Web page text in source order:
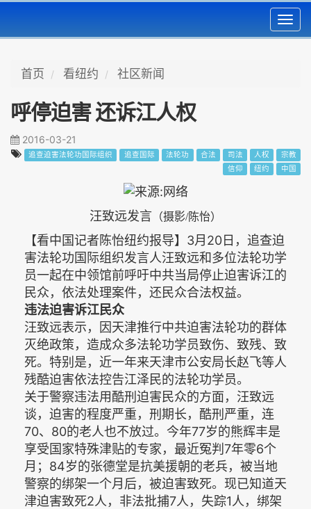
首页 看纽约 社区新闻
呼停迫害 还诉江人权
2016-03-21
追查迫害法轮功国际组织 追查国际 法轮功 合法 司法 人权
宗教
信仰
纽约 中国
汪致远发言 （摄影/陈怡）
【看中国记者陈怡纽约报导】3月20日，追查迫
害法轮功国际组织发言人汪致远和多位法轮功学
员一起在中领馆前呼吁中共当局停止迫害诉江的
民众，依法处理案件，还民众合法权益。
违法迫害诉江民众
汪致远表示，因天津推行中共迫害法轮功的群体
灭绝政策，造成众多法轮功学员致伤、致残、致
死。特别是，近一年来天津市公安局长赵飞等人
残酷迫害依法控告江泽民的法轮功学员。
关于警察违法用酷刑迫害民众的方面，汪致远
谈，迫害的程度严重，刑期长，酷刑严重，连
70、80的老人也不放过。今年77岁的熊辉丰是
享受国家特殊津贴的专家，最近冤判7年零6个
月；84岁的张德堂是抗美援朝的老兵，被当地
警察的绑架一个月后，被迫害致死。现已知道天
津迫害致死2人，非法批捕7人，失踪1人，绑架